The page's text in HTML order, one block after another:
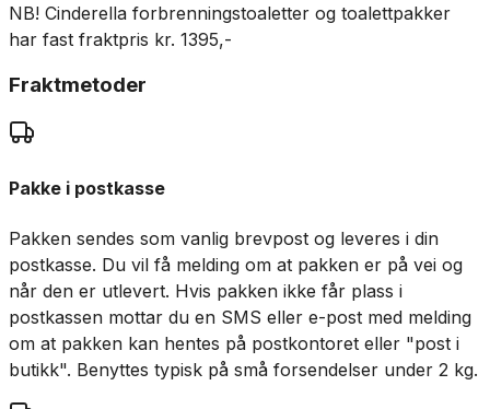
NB! Cinderella forbrenningstoaletter og toalettpakker
har fast fraktpris kr. 1395,-
Fraktmetoder
Pakke i postkasse
Pakken sendes som vanlig brevpost og leveres i din
postkasse. Du vil få melding om at pakken er på vei og
når den er utlevert. Hvis pakken ikke får plass i
postkassen mottar du en SMS eller e-post med melding
om at pakken kan hentes på postkontoret eller "post i
butikk". Benyttes typisk på små forsendelser under 2 kg.